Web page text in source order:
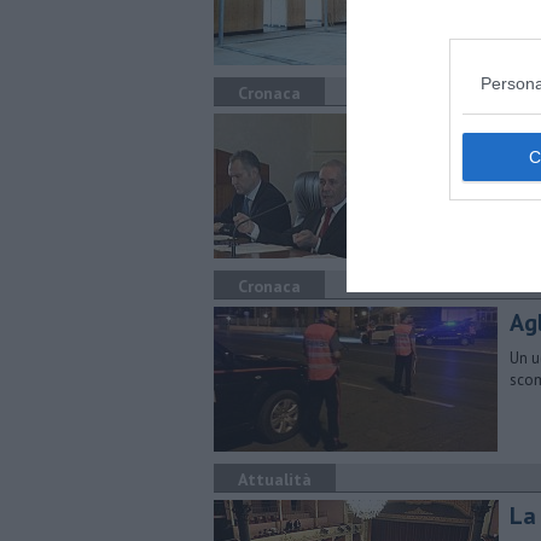
Cronaca
Cronaca
Un
Attualità